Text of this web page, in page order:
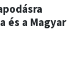
és a Magyar